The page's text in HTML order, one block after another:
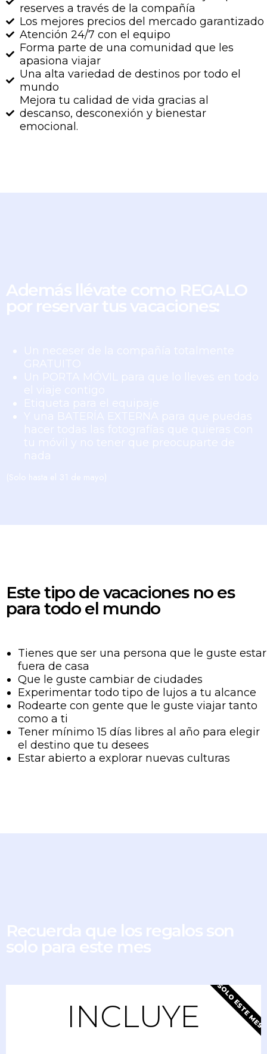
reserves a través de la compañía
Los mejores precios del mercado garantizado
Atención 24/7 con el equipo
Forma parte de una comunidad que les
apasiona viajar
Una alta variedad de destinos por todo el
mundo
Mejora tu calidad de vida gracias al
descanso, desconexión y bienestar
emocional.
Además llévate como REGALO
por reservar tus vacaciones:
Un neceser de la compañía totalmente
GRATUITO
Un PORTA MÓVIL para que lo lleves en todo
el viaje contigo
Etiqueta para el equipaje
Y una BATERÍA EXTERNA para que puedas
hacer todas las fotografías que quieras con
tu móvil y no tener que preocuparte de
nada
(Solo hasta el 31 de mayo)
Este tipo de vacaciones no es
para todo el mundo
Tienes que ser una persona que le guste estar
fuera de casa
Que le guste cambiar de ciudades
Experimentar todo tipo de lujos a tu alcance
Rodearte con gente que le guste viajar tanto
como a ti
Tener mínimo 15 días libres al año para elegir
el destino que tu desees
Estar abierto a explorar nuevas culturas
Recuerda que los regalos son
solo para este mes
INCLUYE SOLO ESTE MES